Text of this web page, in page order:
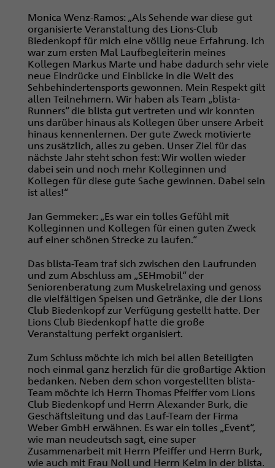
Monica Wenz-Ramos: „Als Sehende war diese gut
organisierte Veranstaltung des Lions-Club
Biedenkopf für mich eine völlig neue Erfahrung. Ich
war zum ersten Mal Laufbegleiterin meines
Kollegen Markus Marte und habe dadurch sehr viele
neue ­Eindrücke und Einblicke in die Welt des
Sehbehindertensports gewonnen. Mein Respekt gilt
allen Teilnehmern. Wir haben als Team „blista-
Runners“ die blista gut vertreten und wir konnten
uns darüber hinaus als Kollegen über unsere Arbeit
hinaus kennenlernen. Der gute Zweck motivierte
uns zusätzlich, alles zu geben. Unser Ziel für das
nächste Jahr steht schon fest: Wir wollen wieder
dabei sein und noch mehr Kolleginnen und
Kollegen für diese gute Sache gewinnen. Dabei sein
ist alles!“
Jan Gemmeker: „Es war ein tolles Gefühl mit
Kolleginnen und Kollegen für einen guten Zweck
auf einer schönen Strecke zu laufen.“
Das blista-Team traf sich zwischen den Laufrunden
und zum Abschluss am „SEHmobil“ der
Seniorenberatung zum Muskelrelaxing und genoss
die vielfältigen Speisen und Getränke, die der Lions
Club Biedenkopf zur Verfügung gestellt hatte. Der
Lions Club Biedenkopf hatte die große
Veranstaltung perfekt organisiert.
Zum Schluss möchte ich mich bei allen Beteiligten
noch einmal ganz herzlich für die großartige Aktion
bedanken. Neben dem schon vorgestellten blista-
Team möchte ich Herrn Thomas Pfeiffer vom Lions
Club Biedenkopf und Herrn Alexander Burk, die
Geschäftsleitung und das Lauf-Team der Firma
Weber GmbH erwähnen. Es war ein tolles „Event“,
wie man neudeutsch sagt, eine super
Zusammenarbeit mit Herrn Pfeiffer und Herrn Burk,
wie auch mit Frau Noll und Herrn Kelm in der blista.